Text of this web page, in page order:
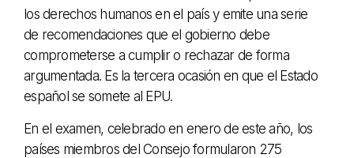
los derechos humanos en el país y emite una serie
de recomendaciones que el gobierno debe
comprometerse a cumplir o rechazar de forma
argumentada. Es la tercera ocasión en que el Estado
español se somete al EPU.
En el examen, celebrado en enero de este año, los
países miembros del Consejo formularon 275